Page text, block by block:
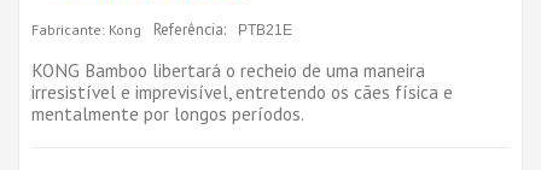
Fabricante: Kong Referência: PTB21E
KONG Bamboo libertará o recheio de uma maneira
irresistível e imprevisível, entretendo os cães física e
mentalmente por longos períodos.